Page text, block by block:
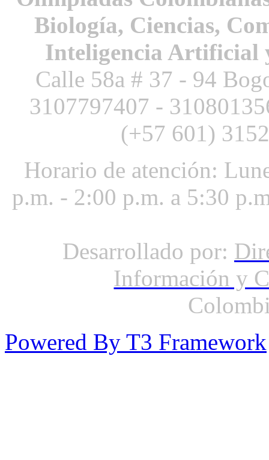
Biología, Ciencias,
Inteligencia Artificial
Calle 58a # 37 - 94
3107797407 -
(+57 601)
Horario de atención:
p.m. - 2:00 p.m. a 5:30
Desarrollado por:
Información y
Powered By T3 Framework